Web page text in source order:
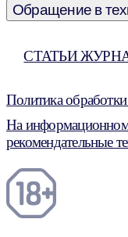
Обращение в
СТАТЬИ
Политика
На
рекомендательные